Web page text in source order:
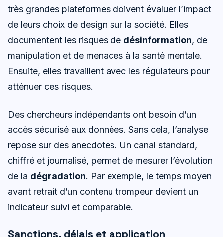
très grandes plateformes doivent évaluer l’impact
de leurs choix de design sur la société. Elles
documentent les risques de désinformation, de
manipulation et de menaces à la santé mentale.
Ensuite, elles travaillent avec les régulateurs pour
atténuer ces risques.
Des chercheurs indépendants ont besoin d’un
accès sécurisé aux données. Sans cela, l’analyse
repose sur des anecdotes. Un canal standard,
chiffré et journalisé, permet de mesurer l’évolution
de la dégradation. Par exemple, le temps moyen
avant retrait d’un contenu trompeur devient un
indicateur suivi et comparable.
Sanctions, délais et application